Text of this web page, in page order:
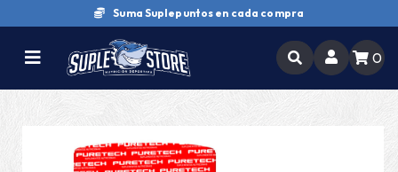
Suma Suplepuntos en cada compra
0